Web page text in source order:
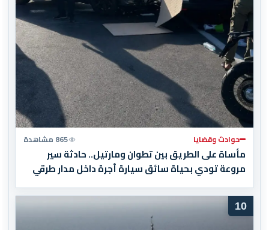
حوادث وقضايا 865 مشاهدة
مأساة على الطريق بين تطوان ومارتيل.. حادثة سير
مروعة تودي بحياة سائق سيارة أجرة داخل مدار طرقي
10